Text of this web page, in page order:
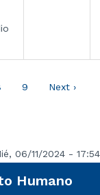
Página
9
Siguiente
Next ›
06/11/2024 - 17:54
Humano